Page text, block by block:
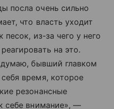
посла очень сильно
что власть уходит
песок, из-за чего у него
на это.
бывший главком
время, которое
резонансные
себе внимание», —